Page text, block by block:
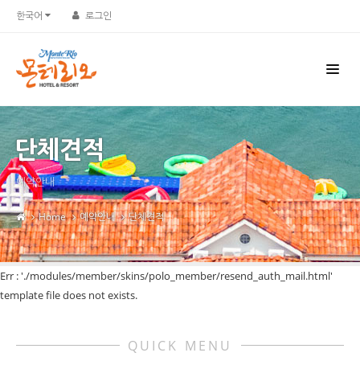
한국어 로그인
단체견적
예약안내
Home 예약안내 단체견적
Err : './modules/member/skins/polo_member/resend_auth_mail.html'
template file does not exists.
QUICK MENU